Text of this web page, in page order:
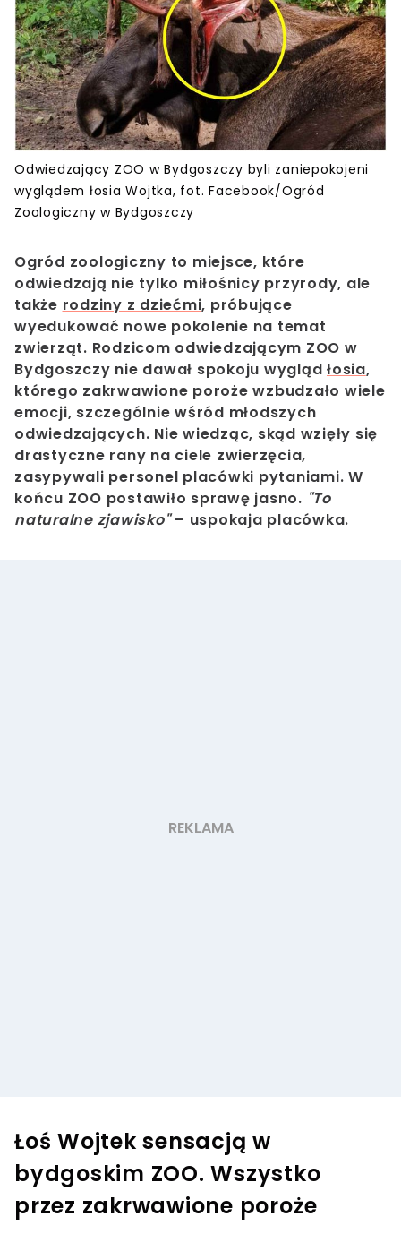
Odwiedzający ZOO w Bydgoszczy byli zaniepokojeni
wyglądem łosia Wojtka, fot. Facebook/Ogród
Zoologiczny w Bydgoszczy
Ogród zoologiczny to miejsce, które
odwiedzają nie tylko miłośnicy przyrody, ale
także rodziny z dziećmi, próbujące
wyedukować nowe pokolenie na temat
zwierząt. Rodzicom odwiedzającym ZOO w
Bydgoszczy nie dawał spokoju wygląd łosia,
którego zakrwawione poroże wzbudzało wiele
emocji, szczególnie wśród młodszych
odwiedzających. Nie wiedząc, skąd wzięły się
drastyczne rany na ciele zwierzęcia,
zasypywali personel placówki pytaniami. W
końcu ZOO postawiło sprawę jasno. "To
naturalne zjawisko"– uspokaja placówka.
Łoś Wojtek sensacją w
bydgoskim ZOO. Wszystko
przez zakrwawione poroże